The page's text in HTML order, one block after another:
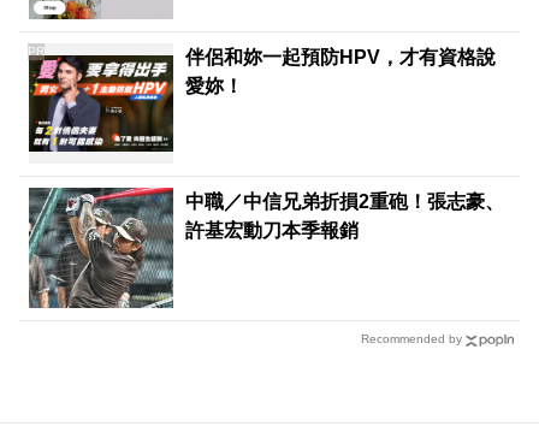
伴侶和妳一起預防HPV，才有資格說
愛妳！
PR
中職／中信兄弟折損2重砲！張志豪、
許基宏動刀本季報銷
Recommended by